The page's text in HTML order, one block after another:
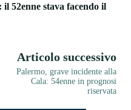
52enne stava facendo il
Articolo successivo
Palermo, grave incidente alla
Cala: 54enne in prognosi
riservata